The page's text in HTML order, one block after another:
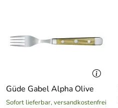
Güde Gabel Alpha Olive
Sofort lieferbar, versandkostenfrei